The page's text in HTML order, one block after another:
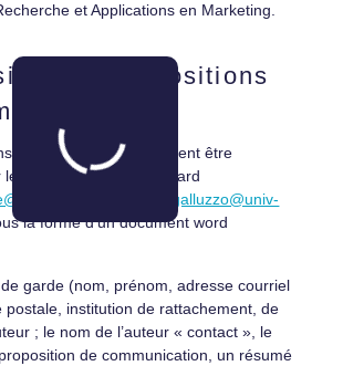
et Applications en Marketing.
des propositions
de communication doivent être
10 Avril 2021 au plus tard
lille.fr
anthony.galluzzo@univ-
la forme d’un document word
garde (nom, prénom, adresse courriel
postale, institution de rattachement, de
; le nom de l’auteur « contact », le
de communication, un résumé